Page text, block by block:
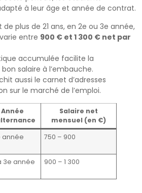
à leur âge et année de contrat.
plus de 21 ans, en 2e ou 3e année,
entre 900 € et 1 300 € net par
accumulée facilite la
salaire à l’embauche.
aussi le carnet d’adresses
sur le marché de l’emploi.
Année
Salaire net
mensuel (en €)
année 750 – 900
3e année 900 – 1 300